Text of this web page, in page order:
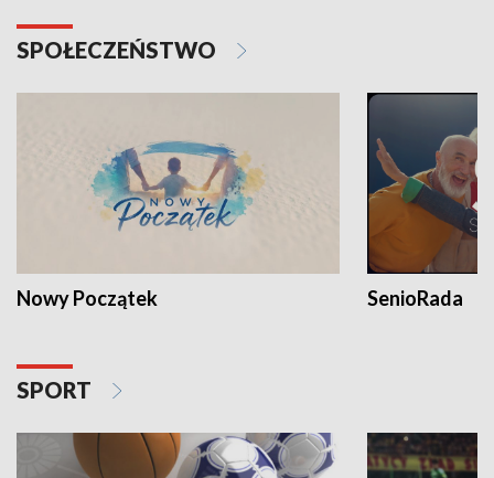
SPOŁECZEŃSTWO
Nowy Początek SenioRada
SPORT